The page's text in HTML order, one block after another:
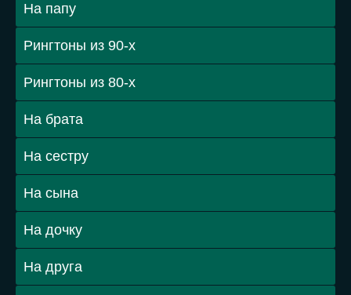
На папу
Рингтоны из 90-х
Рингтоны из 80-х
На брата
На сестру
На сына
На дочку
На друга